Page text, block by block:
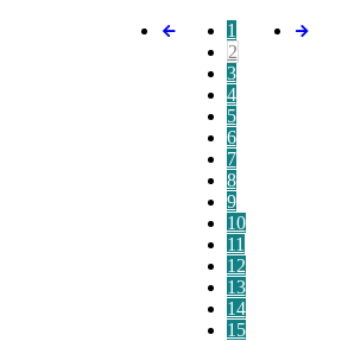
1
2
3
4
5
6
7
8
9
10
11
12
13
14
15